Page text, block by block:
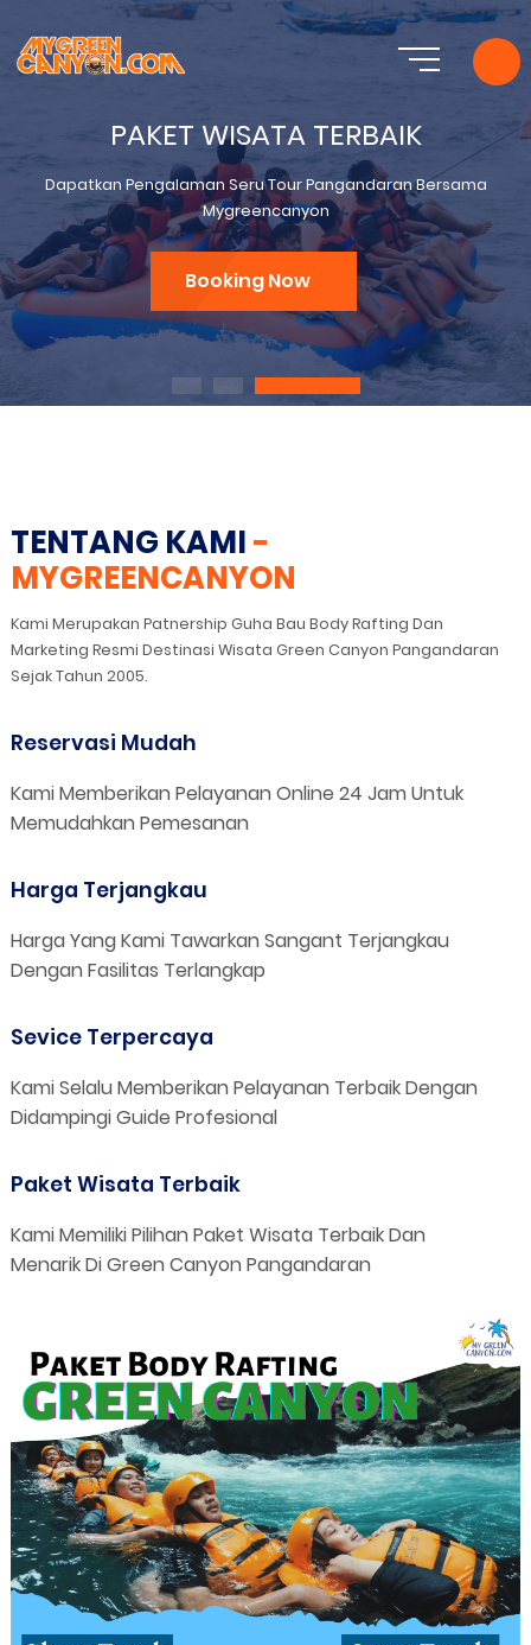
PAKET WISATA TERBAIK
Dapatkan Pengalaman Seru Tour Pangandaran Bersama
Mygreencanyon
Booking Now
TENTANG KAMI-
MYGREENCANYON
Kami Merupakan Patnership Guha Bau Body Rafting Dan
Marketing Resmi Destinasi Wisata Green Canyon Pangandaran
Sejak Tahun 2005.
Reservasi Mudah
Kami Memberikan Pelayanan Online 24 Jam Untuk
Memudahkan Pemesanan
Harga Terjangkau
Harga Yang Kami Tawarkan Sangant Terjangkau
Dengan Fasilitas Terlangkap
Sevice Terpercaya
Kami Selalu Memberikan Pelayanan Terbaik Dengan
Didampingi Guide Profesional
Paket Wisata Terbaik
Kami Memiliki Pilihan Paket Wisata Terbaik Dan
Menarik Di Green Canyon Pangandaran